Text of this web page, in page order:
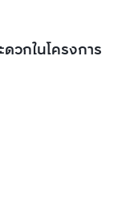
วกในโครงการ